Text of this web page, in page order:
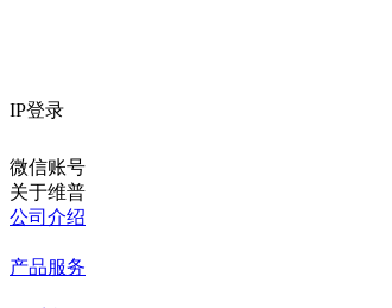
IP登录
微信账号
关于维普
公司介绍
产品服务